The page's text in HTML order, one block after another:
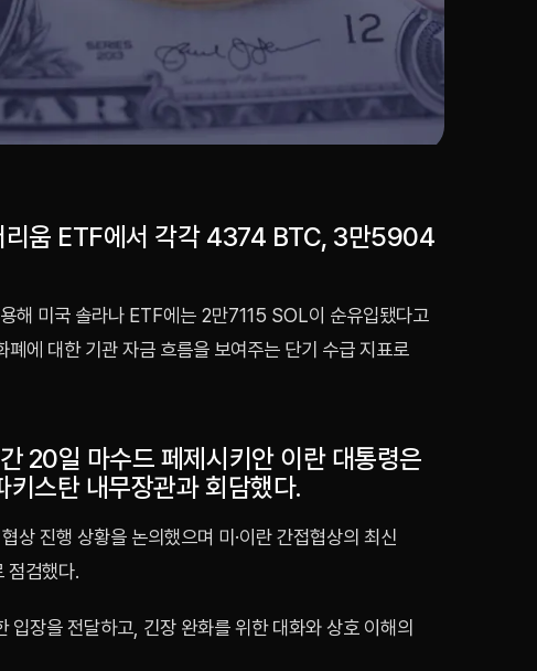
리움 ETF에서 각각 4374 BTC, 3만5904
해 미국 솔라나 ETF에는 2만7115 SOL이 순유입됐다고
에 대한 기관 자금 흐름을 보여주는 단기 수급 지표로
20일 마수드 페제시키안 이란 대통령은
스탄 내무장관과 회담했다.
상 진행 상황을 논의했으며 미·이란 간접협상의 최신
점검했다.
입장을 전달하고, 긴장 완화를 위한 대화와 상호 이해의